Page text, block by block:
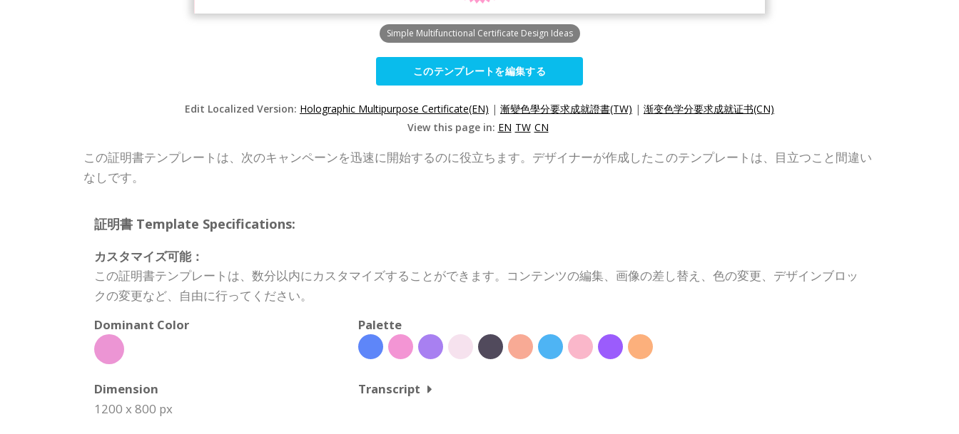
Simple Multifunctional Certificate Design Ideas
このテンプレートを編集する
Edit Localized Version: Holographic Multipurpose Certificate(EN) | 漸變色學分要求成就證書(TW) | 渐变色学分要求成就证书(CN)
View this page in: EN TW CN
この証明書テンプレートは、次のキャンペーンを迅速に開始するのに役立ちます。デザイナーが作成したこのテンプレートは、目立つこと間違い
なしです。
証明書 Template Specifications:
カスタマイズ可能：
この証明書テンプレートは、数分以内にカスタマイズすることができます。コンテンツの編集、画像の差し替え、色の変更、デザインブロッ
クの変更など、自由に行ってください。
Dominant Color
Palette
Dimension
1200 x 800 px
Transcript